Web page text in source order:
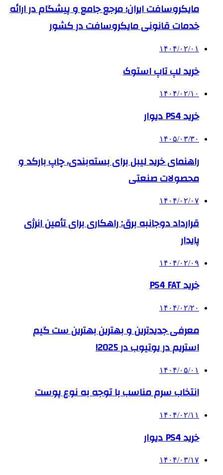
مایکروسافت ایران؛ مرجع جامع و پیشگام در ارائه
خدمات قانونی مایکروسافت در کشور
۱۴۰۴/۰۲/۰۱
خرید لپ تاپ استوک
۱۴۰۴/۰۲/۱۰
خرید PS4 دیوار
۱۴۰۵/۰۳/۳۰
راهنمای خرید لیبل برای بسته‌بندی، چاپ بارکد و
محصولات صنعتی
۱۴۰۴/۰۲/۰۷
قرارداد دوجانبه برق: راهکاری برای تأمین انرژی
پایدار
۱۴۰۴/۰۲/۰۹
خرید PS4 FAT
۱۴۰۴/۰۲/۲۰
معرفی جدیدترین و بهترین بهترین ست گیم
استریم در یوتیوب در 2025!
۱۴۰۴/۰۵/۰۱
انتخاب سرم مناسب با توجه به نوع پوست
۱۴۰۴/۰۲/۱۱
خرید PS4 دیوار
۱۴۰۴/۰۳/۱۷